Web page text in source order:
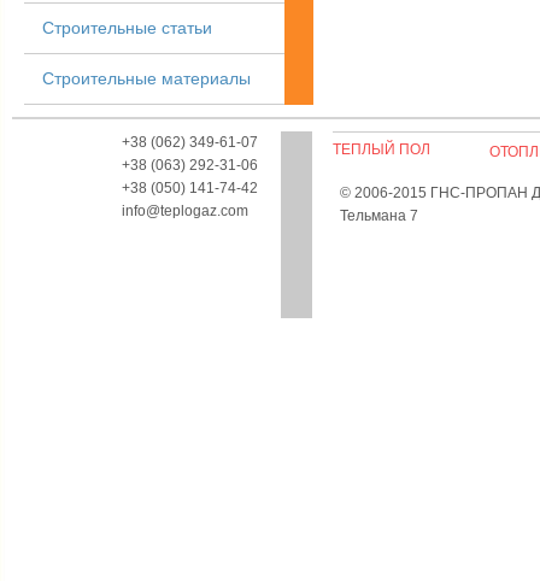
Строительные статьи
Строительные материалы
+38 (062) 349-61-07
+38 (063) 292-31-06
+38 (050) 141-74-42
info@teplogaz.com
ТЕПЛЫЙ ПОЛ
© 2006-2015 ГНС-ПРОПАН
Тельмана 7